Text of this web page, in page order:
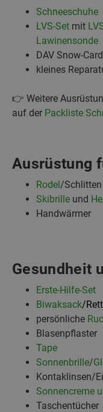
Schneeschuhe
LVS-Set mit
Lawinensonde
DAV Snow-Card
kleines
👉 Weitere
auf der Packliste
Ausrüstung
Rodel/Schlitten
Skibrille und
Handwärmer
Gesundheit
Erste-Hilfe-Set
Biwaksack/
persönliche
Blasenpflaster
Tape
Sonnenbrille/
Kontaklinsen/
Sonnencreme
Taschentücher